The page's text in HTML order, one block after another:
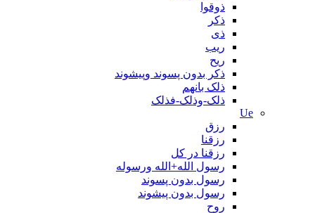
ذوقوا
ذکر
ذی
ریب
ریح
ذکر بدون پسوند وپیشوند
ذلک بانهم
ذلک-وذلک-فذلک
Ue
رزق
رزقنا
رزقنا در کل
رسول الله+الله ورسوله
رسول بدون پسوند
رسول بدون پیشوند
روح